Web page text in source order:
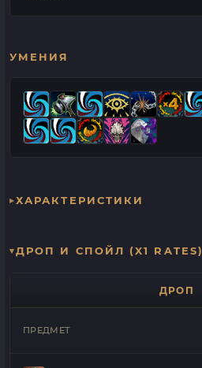
УМЕНИЯ
ХАРАКТЕРИСТИКИ
ДРОП И СПОЙЛ (X1 RATES)
ДРОП
ПРЕДМЕТ